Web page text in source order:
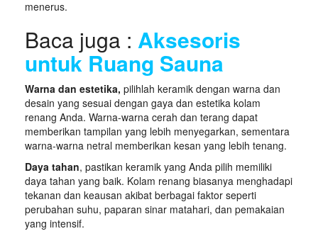
menerus.
Baca juga : Aksesoris
untuk Ruang Sauna
Warna dan estetika, pilihlah keramik dengan warna dan
desain yang sesuai dengan gaya dan estetika kolam
renang Anda. Warna-warna cerah dan terang dapat
memberikan tampilan yang lebih menyegarkan, sementara
warna-warna netral memberikan kesan yang lebih tenang.
Daya tahan, pastikan keramik yang Anda pilih memiliki
daya tahan yang baik. Kolam renang biasanya menghadapi
tekanan dan keausan akibat berbagai faktor seperti
perubahan suhu, paparan sinar matahari, dan pemakaian
yang intensif.